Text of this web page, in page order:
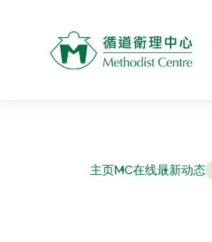
主页MC在线最新动态